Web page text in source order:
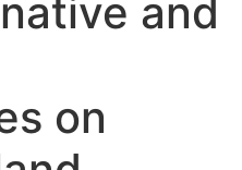
and
on